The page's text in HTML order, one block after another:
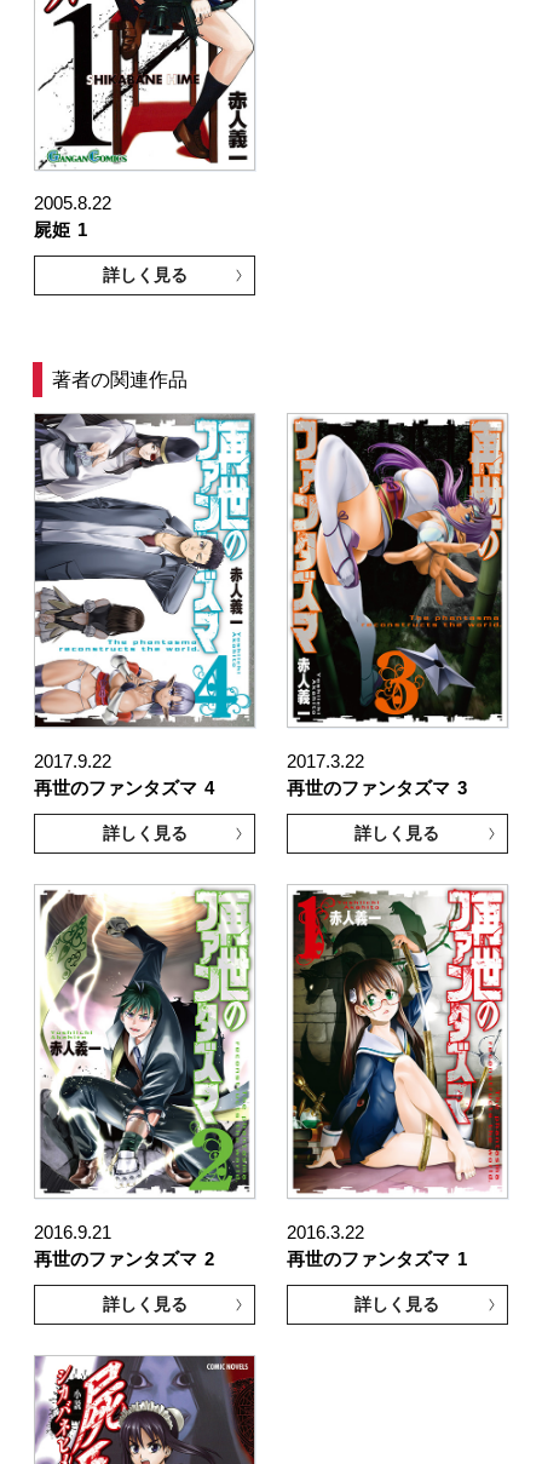
2005.8.22
屍姫 1
詳しく見る
著者の関連作品
2017.9.22
再世のファンタズマ 4
詳しく見る
2017.3.22
再世のファンタズマ 3
詳しく見る
2016.9.21
再世のファンタズマ 2
詳しく見る
2016.3.22
再世のファンタズマ 1
詳しく見る